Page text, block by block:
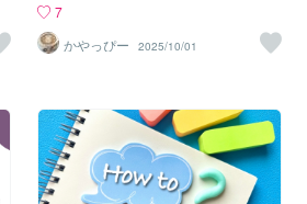
ーーーー発音学習は、まず「知る」こと
が大切です！「そうなんだぁ」という
"気づき" がここにありま
音学習記事はコチラーーーーーーーーー
ーーーーーーーーーーーーーーーー
楽しい英語ができると「明日の予定」
「来月の旅行」「これからやること」を
自由に話せます。でも多くの初心者がぶ
なんとなく will ばかり使ってしまう方も
多いですが、実はここを理解していない
と、相手に「え？今決めたの？」とズレ
たニュアンスで伝わってしまうんです。
🤔willかbe going to、どっちを使えばいい
7
かやっぴー
2025/10/01